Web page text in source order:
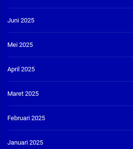
Juni 2025
Mei 2025
April 2025
Maret 2025
Februari 2025
Januari 2025